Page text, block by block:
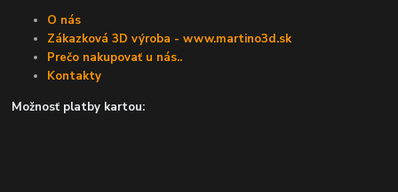
O nás
Zákazková 3D výroba - www.martino3d.sk
Prečo nakupovať u nás..
Kontakty
Možnosť platby kartou: